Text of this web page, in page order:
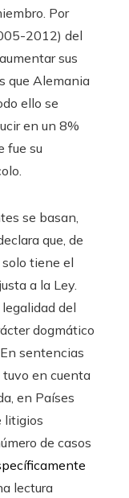
Por
2012) del
sus
que Alemania
ello se
en un 8%
fue su
se basan,
que, de
tiene el
a la Ley.
del
dogmático
sentencias
en cuenta
en Países
litigios
de casos
lectura